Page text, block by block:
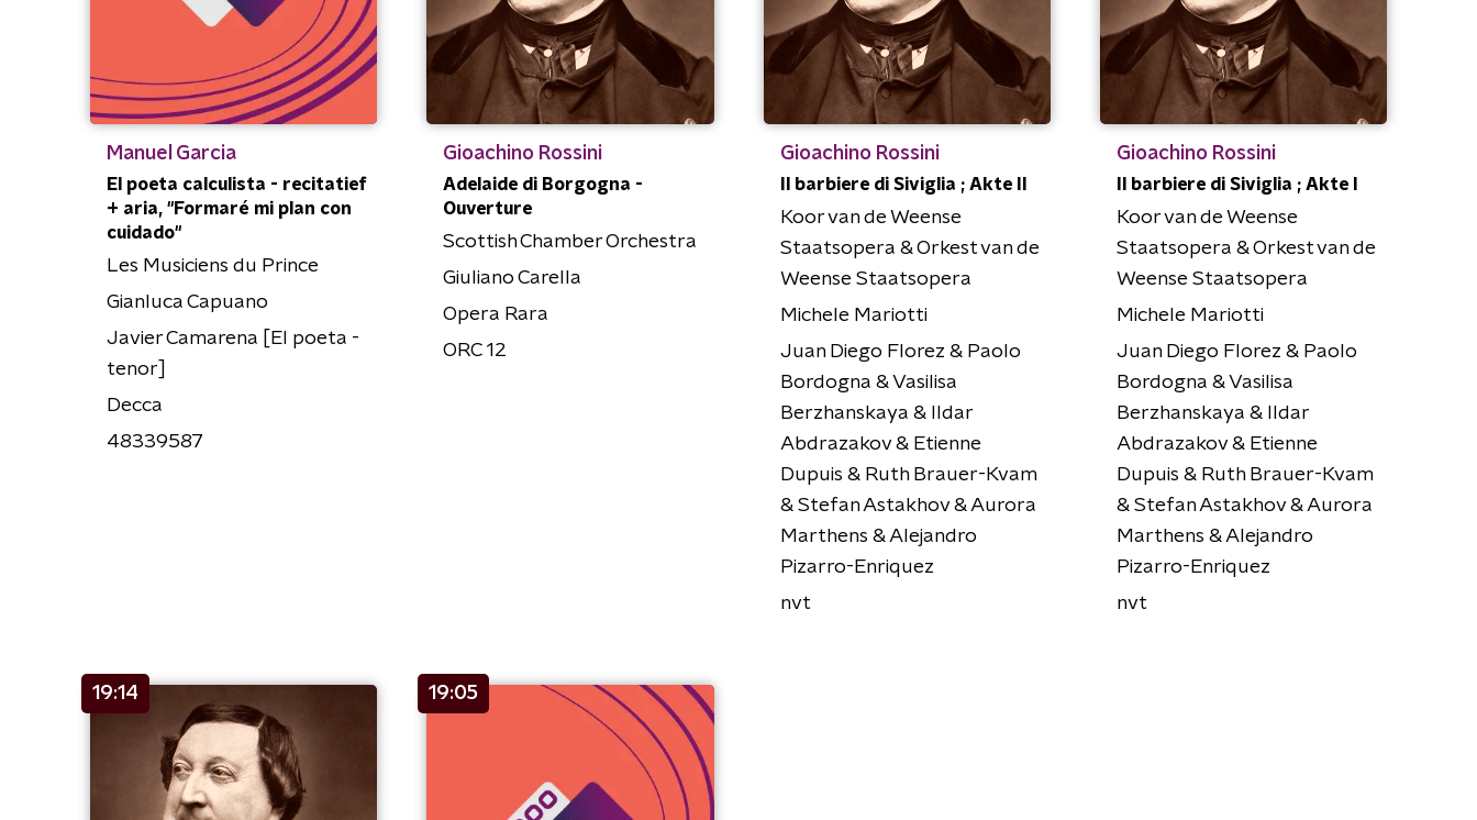
Manuel Garcia
El poeta calculista - recitatief
+ aria, "Formaré mi plan con
cuidado"
Les Musiciens du Prince
Gianluca Capuano
Javier Camarena [El poeta -
tenor]
Decca
48339587
Gioachino Rossini
Adelaide di Borgogna -
Ouverture
Scottish Chamber Orchestra
Giuliano Carella
Opera Rara
ORC 12
Gioachino Rossini
Il barbiere di Siviglia ; Akte II
Koor van de Weense
Staatsopera & Orkest van de
Weense Staatsopera
Michele Mariotti
Juan Diego Florez & Paolo
Bordogna & Vasilisa
Berzhanskaya & Ildar
Abdrazakov & Etienne
Dupuis & Ruth Brauer-Kvam
& Stefan Astakhov & Aurora
Marthens & Alejandro
Pizarro-Enriquez
nvt
Gioachino Rossini
Il barbiere di Siviglia ; Akte I
Koor van de Weense
Staatsopera & Orkest van de
Weense Staatsopera
Michele Mariotti
Juan Diego Florez & Paolo
Bordogna & Vasilisa
Berzhanskaya & Ildar
Abdrazakov & Etienne
Dupuis & Ruth Brauer-Kvam
& Stefan Astakhov & Aurora
Marthens & Alejandro
Pizarro-Enriquez
nvt
19:14 19:05